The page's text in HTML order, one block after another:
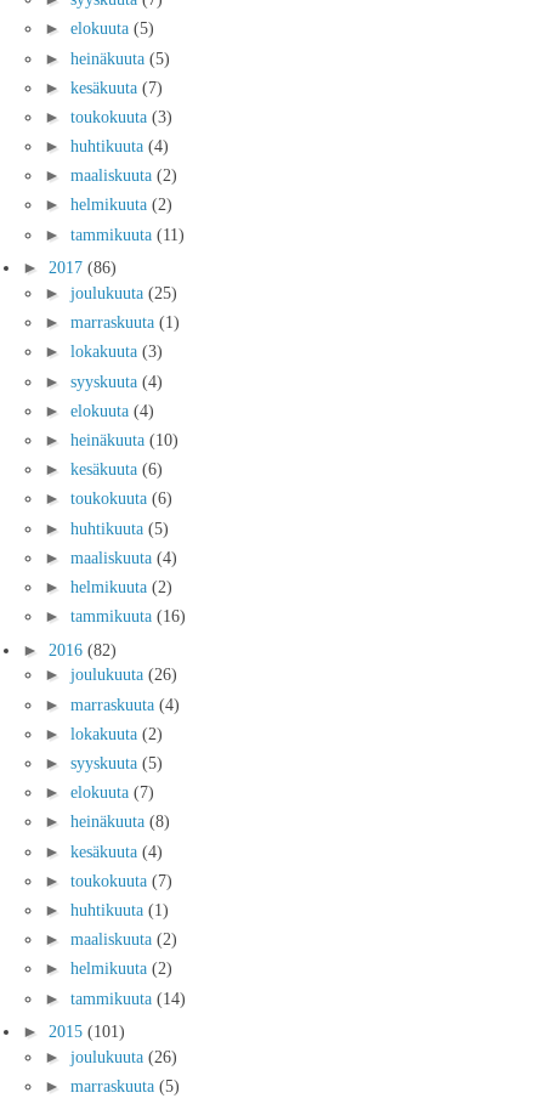
► elokuuta (5)
► heinäkuuta (5)
► kesäkuuta (7)
► toukokuuta (3)
► huhtikuuta (4)
► maaliskuuta (2)
► helmikuuta (2)
► tammikuuta (11)
► 2017 (86)
► joulukuuta (25)
► marraskuuta (1)
► lokakuuta (3)
► syyskuuta (4)
► elokuuta (4)
► heinäkuuta (10)
► kesäkuuta (6)
► toukokuuta (6)
► huhtikuuta (5)
► maaliskuuta (4)
► helmikuuta (2)
► tammikuuta (16)
► 2016 (82)
► joulukuuta (26)
► marraskuuta (4)
► lokakuuta (2)
► syyskuuta (5)
► elokuuta (7)
► heinäkuuta (8)
► kesäkuuta (4)
► toukokuuta (7)
► huhtikuuta (1)
► maaliskuuta (2)
► helmikuuta (2)
► tammikuuta (14)
► 2015 (101)
► joulukuuta (26)
► marraskuuta (5)